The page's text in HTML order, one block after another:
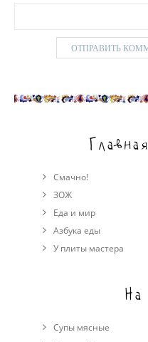
Смачно!
ЗОЖ
Еда и мир
Азбука еды
У плиты мастера
На
Супы мясные